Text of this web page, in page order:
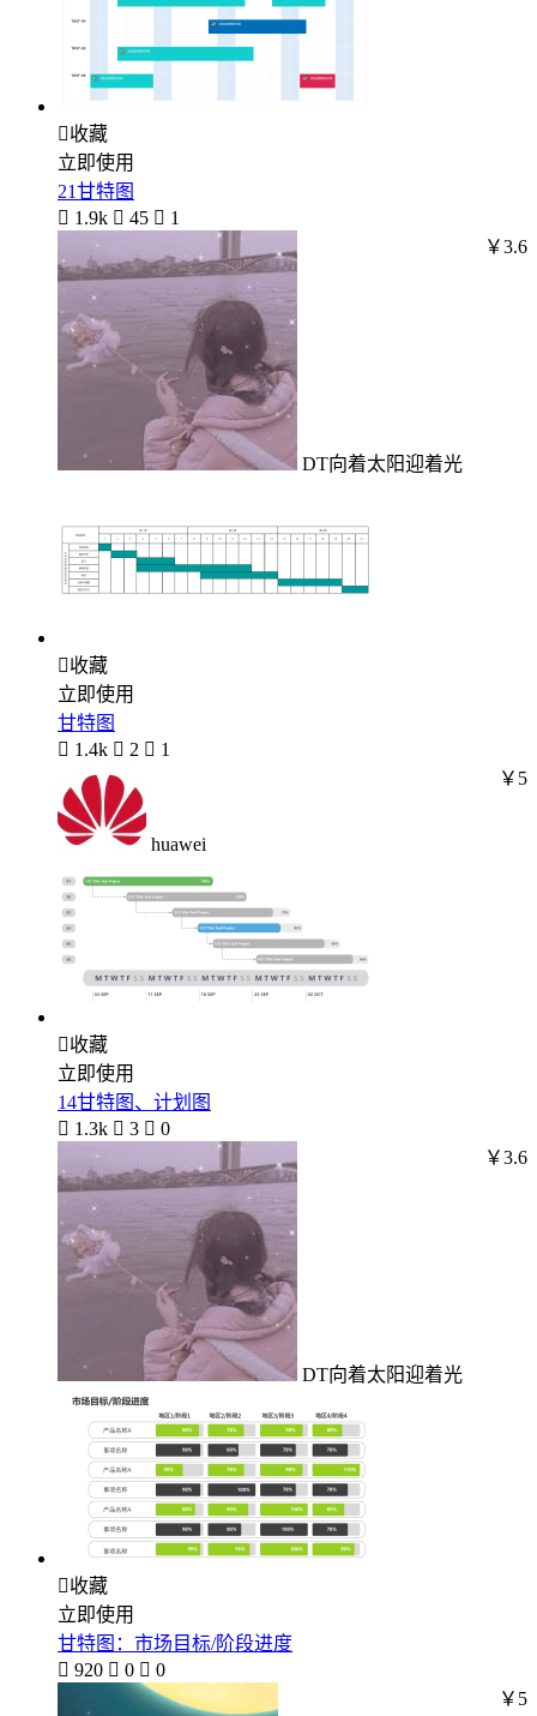
收藏
立即使用
21甘特图
 1.9k  45  1
DT向着太阳迎着光
￥3.6
收藏
立即使用
甘特图
 1.4k  2  1
huawei
￥5
收藏
立即使用
14甘特图、计划图
 1.3k  3  0
DT向着太阳迎着光
￥3.6
收藏
立即使用
甘特图：市场目标/阶段进度
 920  0  0
￥5